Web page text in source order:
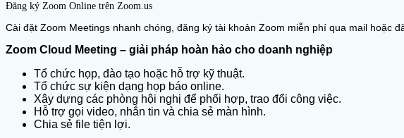
Đăng ký Zoom Online trên Zoom.us
Cài đặt Zoom Meetings nhanh chóng, đăng ký tài khoản Zoom miễn phí qua mail hoặc
Zoom Cloud Meeting – giải pháp hoàn hảo cho doanh nghiệp
Tổ chức họp, đào tạo hoặc hỗ trợ kỹ thuật.
Tổ chức sự kiện dạng họp báo online.
Xây dựng các phòng hội nghị để phối hợp, trao đổi công việc.
Hỗ trợ gọi video, nhắn tin và chia sẻ màn hình.
Chia sẻ file tiện lợi.